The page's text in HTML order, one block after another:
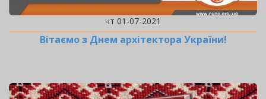
чт 01-07-2021
Вітаємо з Днем архітектора України!